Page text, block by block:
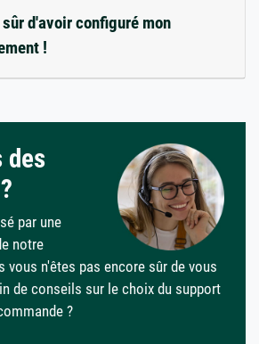
d'avoir configuré mon
!
des
par une
notre
vous n'êtes pas encore sûr de vous
de conseils sur le choix du support
?